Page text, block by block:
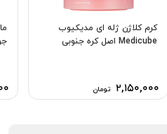
کرم کلاژن ژله ای مدیکیوب
Medicube اصل کره جنوبی
۲,۱۵۰,۰۰۰ تومان